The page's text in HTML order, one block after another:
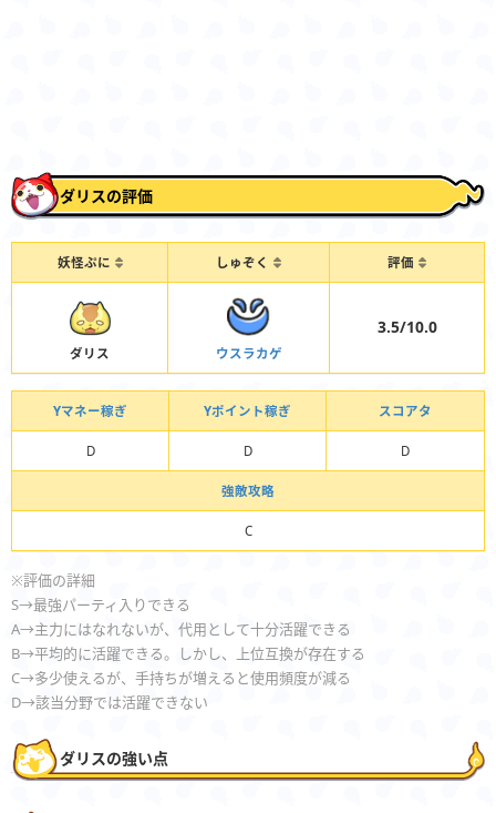
ダリスの評価
妖怪ぷに しゅぞく 評価
ダリス ウスラカゲ
3.5/10.0
Yマネー稼ぎ Yポイント稼ぎ スコアタ
D D D
強敵攻略
C
※評価の詳細
S→最強パーティ入りできる
A→主力にはなれないが、代用として十分活躍できる
B→平均的に活躍できる。しかし、上位互換が存在する
C→多少使えるが、手持ちが増えると使用頻度が減る
D→該当分野では活躍できない
ダリスの強い点